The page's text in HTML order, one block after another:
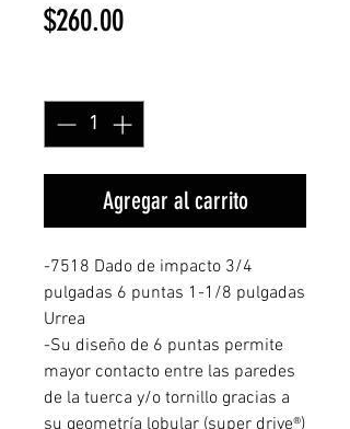
$260.00Precio
Agregar al carrito
-7518 Dado de impacto 3/4
pulgadas 6 puntas 1-1/8 pulgadas
Urrea
-Su diseño de 6 puntas permite
mayor contacto entre las paredes
de la tuerca y/o tornillo gracias a
su geometría lobular (super drive®)